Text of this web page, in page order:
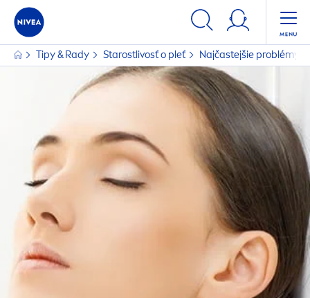
Tipy & Rady Starostlivosť o pleť Najčastejšie problémy